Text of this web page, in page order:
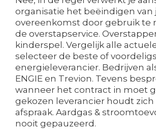
organisatie het beëindigen van
overeenkomst door gebruik te
de overstapservice.
kinderspel. Vergelijk alle
selecteer de beste of
energieleverancier. Bedrijven
ENGIE en Trevion. Tevens
wanneer het contract in moet
gekozen leverancier houdt zich
afspraak. Aardgas &
nooit gepauzeerd.